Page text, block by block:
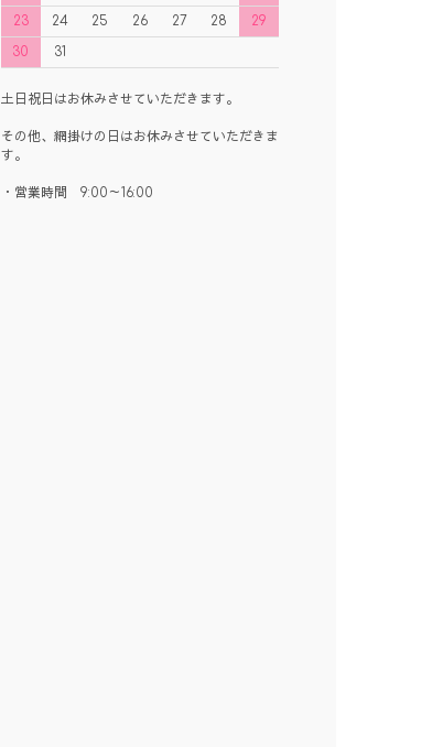
23 24 25 26 27 28 29
30 31
土日祝日はお休みさせていただきます。
その他、網掛けの日はお休みさせていただきま
す。
・営業時間 9:00～16:00